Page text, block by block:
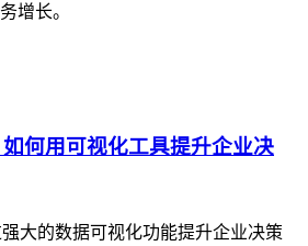
增长。
何用可视化工具提升企业决
强大的数据可视化功能提升企业决策